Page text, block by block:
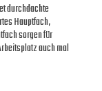
durchdachte
Hauptfach,
sorgen für
auch mal